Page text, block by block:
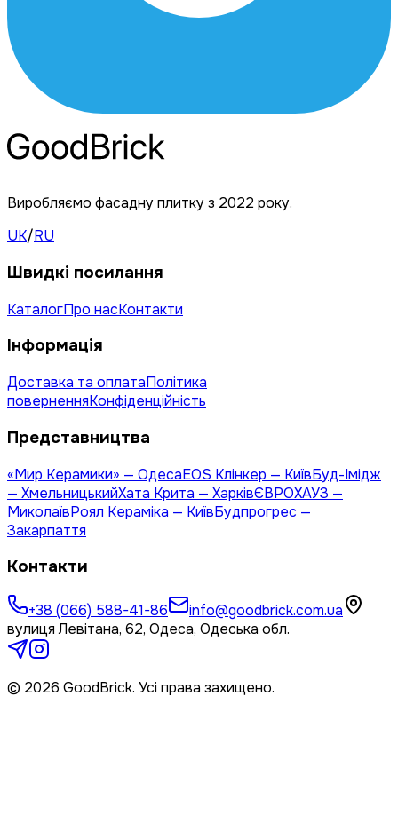
Виробляємо фасадну плитку з 2022 року.
UK/RU
Швидкі посилання
КаталогПро насКонтакти
Інформація
Доставка та оплатаПолітика
поверненняКонфіденційність
Представництва
«Мир Керамики» — ОдесаEOS Клінкер — КиївБуд-Імідж
— ХмельницькийХата Крита — ХарківЄВРОХАУЗ —
МиколаївРоял Кераміка — КиївБудпрогрес —
Закарпаття
Контакти
+38 (066) 588-41-86
info@goodbrick.com.ua
вулиця Левітана, 62, Одеса, Одеська обл.
© 2026 GoodBrick. Усі права захищено.